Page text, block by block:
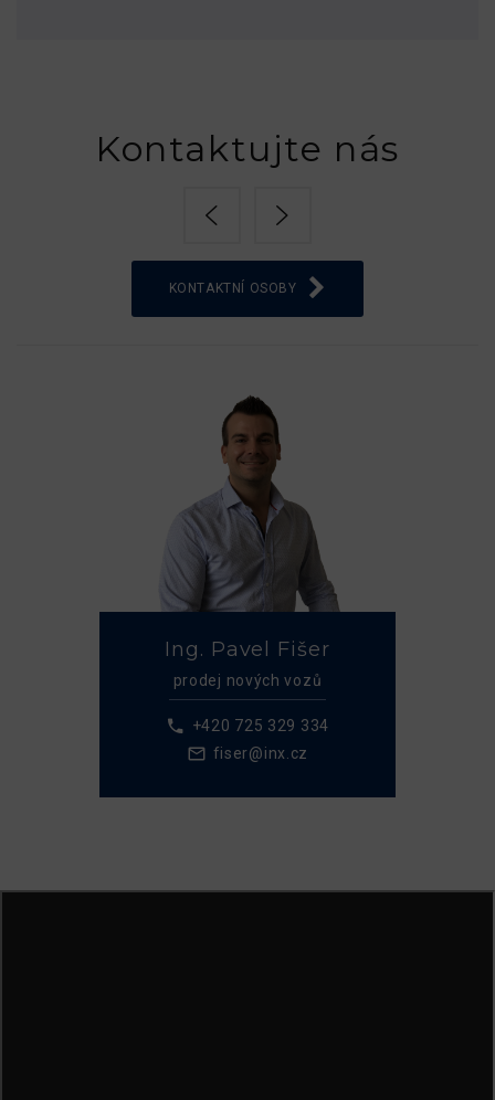
Kontaktujte nás
KONTAKTNÍ OSOBY
Ing. Pavel Fišer
prodej nových vozů
+420 725 329 334
fiser@inx.cz